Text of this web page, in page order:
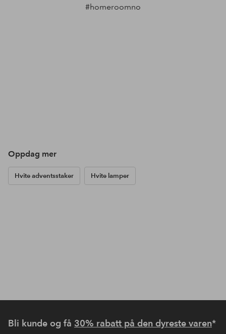
#homeroomno
Oppdag mer
Hvite adventsstaker Hvite lamper
Bli kunde og få 30% rabatt på den dyreste varen*